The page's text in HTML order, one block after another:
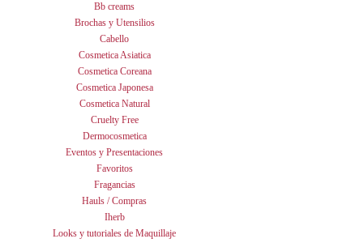
Bb creams
Brochas y Utensilios
Cabello
Cosmetica Asiatica
Cosmetica Coreana
Cosmetica Japonesa
Cosmetica Natural
Cruelty Free
Dermocosmetica
Eventos y Presentaciones
Favoritos
Fragancias
Hauls / Compras
Iherb
Looks y tutoriales de Maquillaje